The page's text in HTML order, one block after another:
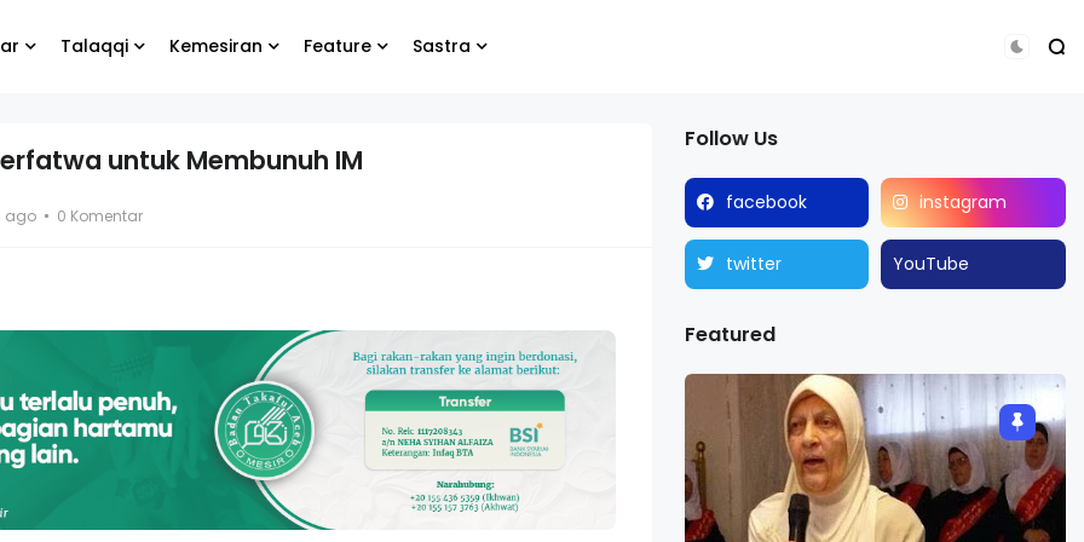
Talaqqi Kemesiran Feature Sastra
Biarlah yang lain
untuk Membunuh IM
ago 0 Komentar
Follow Us
facebook instagram
twitter YouTube
Featured